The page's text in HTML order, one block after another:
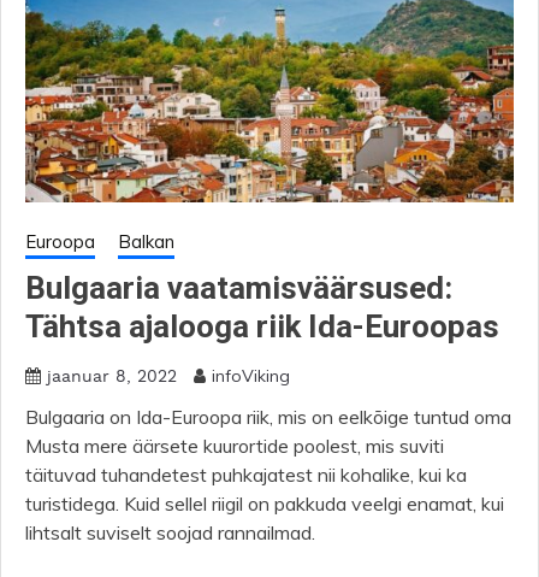
Euroopa Balkan
Bulgaaria vaatamisväärsused:
Tähtsa ajalooga riik Ida-Euroopas
jaanuar 8, 2022 infoViking
Bulgaaria on Ida-Euroopa riik, mis on eelkõige tuntud oma
Musta mere äärsete kuurortide poolest, mis suviti
täituvad tuhandetest puhkajatest nii kohalike, kui ka
turistidega. Kuid sellel riigil on pakkuda veelgi enamat, kui
lihtsalt suviselt soojad rannailmad.